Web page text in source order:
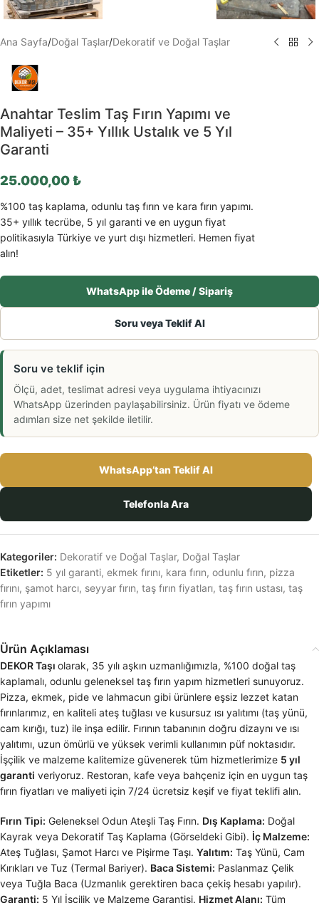
Ana Sayfa/Doğal Taşlar/Dekoratif ve Doğal Taşlar
Anahtar Teslim Taş Fırın Yapımı ve
Maliyeti – 35+ Yıllık Ustalık ve 5 Yıl
Garanti
25.000,00 ₺
%100 taş kaplama, odunlu taş fırın ve kara fırın yapımı.
35+ yıllık tecrübe, 5 yıl garanti ve en uygun fiyat
politikasıyla Türkiye ve yurt dışı hizmetleri. Hemen fiyat
alın!
WhatsApp ile Ödeme / Sipariş
Soru veya Teklif Al
Soru ve teklif için
Ölçü, adet, teslimat adresi veya uygulama ihtiyacınızı
WhatsApp üzerinden paylaşabilirsiniz. Ürün fiyatı ve ödeme
adımları size net şekilde iletilir.
WhatsApp’tan Teklif Al
Telefonla Ara
Kategoriler: Dekoratif ve Doğal Taşlar, Doğal Taşlar
Etiketler: 5 yıl garanti, ekmek fırını, kara fırın, odunlu fırın, pizza
fırını, şamot harcı, seyyar fırın, taş fırın fiyatları, taş fırın ustası, taş
fırın yapımı
Ürün Açıklaması
DEKOR Taşı olarak, 35 yılı aşkın uzmanlığımızla, %100 doğal taş
kaplamalı, odunlu geleneksel taş fırın yapım hizmetleri sunuyoruz.
Pizza, ekmek, pide ve lahmacun gibi ürünlere eşsiz lezzet katan
fırınlarımız, en kaliteli ateş tuğlası ve kusursuz ısı yalıtımı (taş yünü,
cam kırığı, tuz) ile inşa edilir. Fırının tabanının doğru dizaynı ve ısı
yalıtımı, uzun ömürlü ve yüksek verimli kullanımın püf noktasıdır.
İşçilik ve malzeme kalitemize güvenerek tüm hizmetlerimize 5 yıl
garanti veriyoruz. Restoran, kafe veya bahçeniz için en uygun taş
fırın fiyatları ve maliyeti için 7/24 ücretsiz keşif ve fiyat teklifi alın.
Fırın Tipi: Geleneksel Odun Ateşli Taş Fırın. Dış Kaplama: Doğal
Kayrak veya Dekoratif Taş Kaplama (Görseldeki Gibi). İç Malzeme:
Ateş Tuğlası, Şamot Harcı ve Pişirme Taşı. Yalıtım: Taş Yünü, Cam
Kırıkları ve Tuz (Termal Bariyer). Baca Sistemi: Paslanmaz Çelik
veya Tuğla Baca (Uzmanlık gerektiren baca çekiş hesabı yapılır).
Garanti: 5 Yıl İşçilik ve Malzeme Garantisi. Hizmet Alanı: Tüm